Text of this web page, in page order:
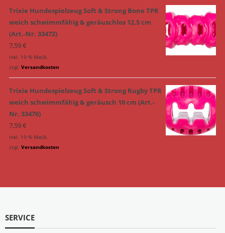
Trixie Hundespielzeug Soft & Strong Bone TPR
weich schwimmfähig & geräuschlos 12,5 cm
(Art.-Nr. 33472)
7,59€
inkl. 19 % MwSt.
zzgl. Versandkosten
Trixie Hundespielzeug Soft & Strong Rugby TPR
weich schwimmfähig & geräusch 10 cm (Art.-
Nr. 33476)
7,59€
inkl. 19 % MwSt.
zzgl. Versandkosten
SERVICE